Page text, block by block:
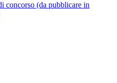
concorso (da pubblicare in